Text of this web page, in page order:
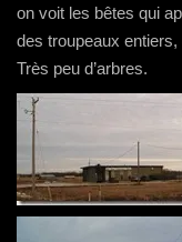
on voit les bêtes qui
des troupeaux
Très peu d’arbres.